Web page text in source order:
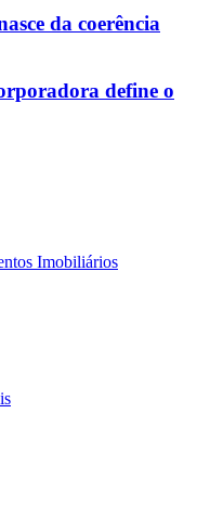
da coerência
define o
Imobiliários